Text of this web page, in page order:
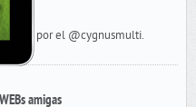
Tweets por el @cygnusmulti.